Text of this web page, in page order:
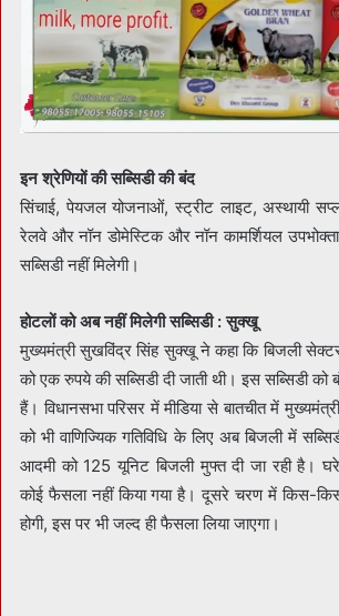
इन श्रेणियों की सब्सिडी की बंद
सिंचाई, पेयजल योजनाओं, स्ट्रीट लाइट, अस्थायी
रेलवे और नॉन डोमेस्टिक और नॉन कामर्शियल
सब्सिडी नहीं मिलेगी।
होटलों को अब नहीं मिलेगी सब्सिडी : सुक्खू
मुख्यमंत्री सुखविंद्र सिंह सुक्खू ने कहा कि बिजली
को एक रुपये की सब्सिडी दी जाती थी। इस सब्सिडी
हैं। विधानसभा परिसर में मीडिया से बातचीत में
को भी वाणिज्यिक गतिविधि के लिए अब बिजली में
आदमी को 125 यूनिट बिजली मुफ्त दी जा रही है।
कोई फैसला नहीं किया गया है। दूसरे चरण में किस-
होगी, इस पर भी जल्द ही फैसला लिया जाएगा।